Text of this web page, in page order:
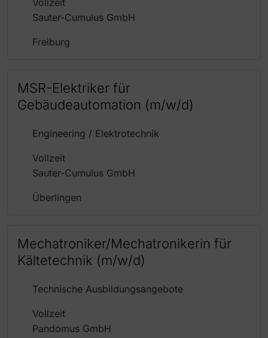
Vollzeit
Sauter-Cumulus GmbH
Freiburg
MSR-Elektriker für
Gebäudeautomation (m/w/d)
Engineering / Elektrotechnik
Vollzeit
Sauter-Cumulus GmbH
Überlingen
Mechatroniker/Mechatronikerin für
Kältetechnik (m/w/d)
Technische Ausbildungsangebote
Vollzeit
Pandomus GmbH